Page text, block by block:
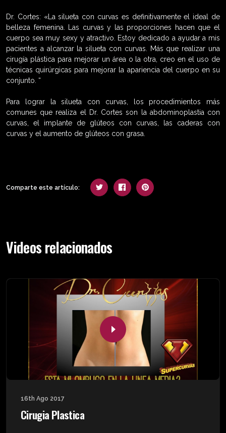
Dr. Cortes: «La silueta con curvas es definitivamente el ideal de
belleza femenina. Las curvas y las proporciones hacen que el
cuerpo sea muy sexy y atractivo. Estoy dedicado a ayudar a mis
pacientes a alcanzar la silueta con curvas. Más que realizar una
cirugía plástica para mejorar un área o la otra, creo en el uso de
técnicas quirúrgicas para mejorar la apariencia del cuerpo en su
conjunto. “
Para lograr la silueta con curvas, los procedimientos más
comunes que realiza el Dr. Cortes son la abdominoplastia con
curvas, el implante de glúteos con curvas, las caderas con
curvas y el aumento de glúteos con grasa.
Comparte este artículo:
Videos relacionados
16th Ago 2017
Cirugia Plastica